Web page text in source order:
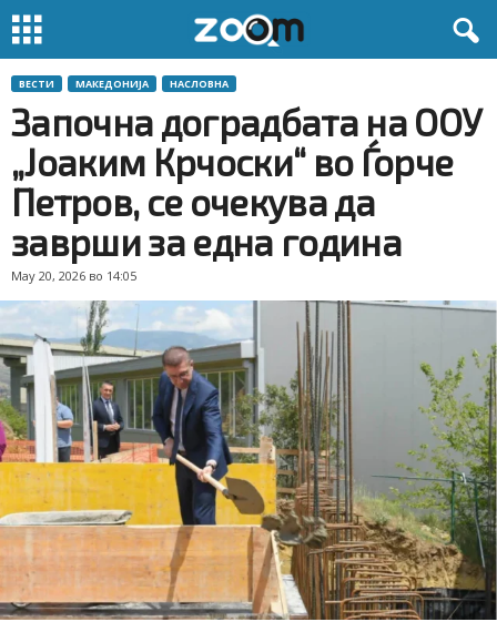
ВЕСТИ МАКЕДОНИЈА НАСЛОВНА
Започна доградбата на ООУ
„Јоаким Крчоски“ во Ѓорче
Петров, се очекува да
заврши за една година
May 20, 2026 во 14:05